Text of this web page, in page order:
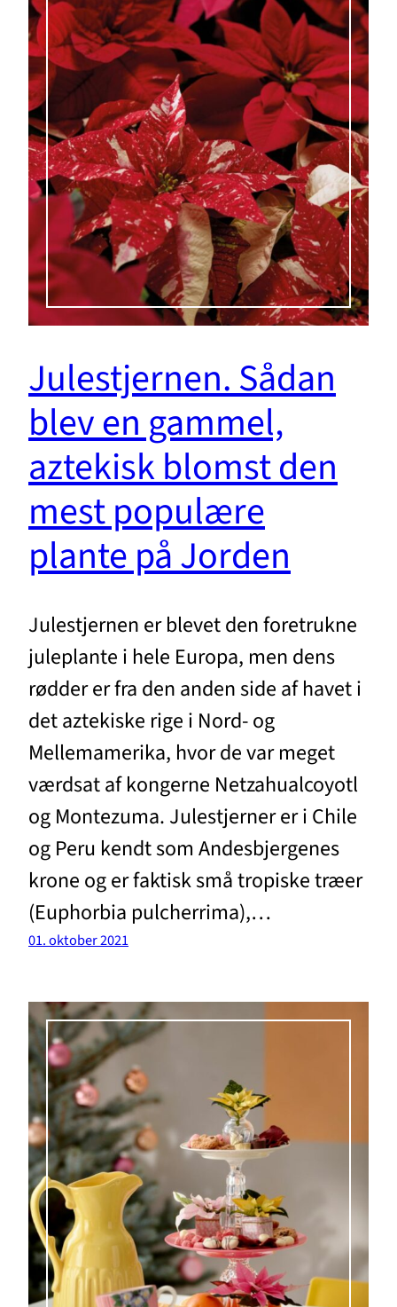
Julestjernen. Sådan
blev en gammel,
aztekisk blomst den
mest populære
plante på Jorden
Julestjernen er blevet den foretrukne
juleplante i hele Europa, men dens
rødder er fra den anden side af havet i
det aztekiske rige i Nord- og
Mellemamerika, hvor de var meget
værdsat af kongerne Netzahualcoyotl
og Montezuma. Julestjerner er i Chile
og Peru kendt som Andesbjergenes
krone og er faktisk små tropiske træer
(Euphorbia pulcherrima),…
01. oktober 2021